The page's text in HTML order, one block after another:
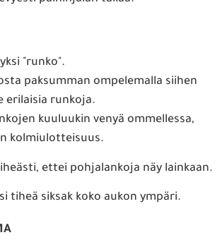
"runko".
paksumman ompelemalla siihen
erilaisia runkoja.
kuuluukin venyä ommellessa,
kolmiulotteisuus.
ettei pohjalankoja näy lainkaan.
tiheä siksak koko aukon ympäri.